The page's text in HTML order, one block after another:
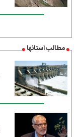
مطالب استانها